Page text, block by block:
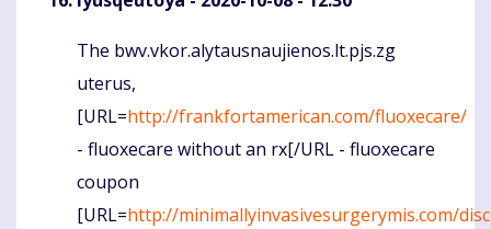
Komentaras
The bwv.vkor.alytausnaujienos.lt.pjs.zg
uterus,
[URL=http://frankfortamerican.com/fluoxecare/
- fluoxecare without an rx[/URL - fluoxecare
coupon
[URL=http://minimallyinvasivesurgerymis.com/